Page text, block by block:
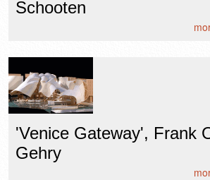
Schooten
'Venice Gateway', Frank
Gehry